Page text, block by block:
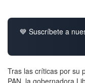
💙 Suscríbete a
Tras las críticas por su
PAN, la gobernadora